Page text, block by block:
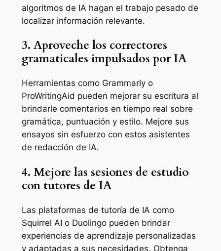
algoritmos de IA hagan el trabajo pesado de
localizar información relevante.
3. Aproveche los correctores
gramaticales impulsados por IA
Herramientas como Grammarly o
ProWritingAid pueden mejorar su escritura al
brindarle comentarios en tiempo real sobre
gramática, puntuación y estilo. Mejore sus
ensayos sin esfuerzo con estos asistentes
de redacción de IA.
4. Mejore las sesiones de estudio
con tutores de IA
Las plataformas de tutoría de IA como
Squirrel AI o Duolingo pueden brindar
experiencias de aprendizaje personalizadas
y adaptadas a sus necesidades. Obtenga